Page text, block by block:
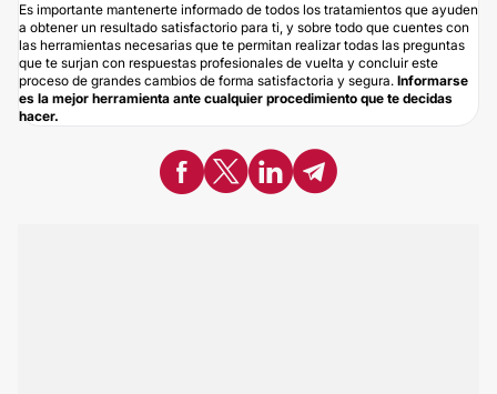
Es importante mantenerte informado de todos los tratamientos que ayuden
a obtener un resultado satisfactorio para ti, y sobre todo que cuentes con
las herramientas necesarias que te permitan realizar todas las preguntas
que te surjan con respuestas profesionales de vuelta y concluir este
proceso de grandes cambios de forma satisfactoria y segura. Informarse
es la mejor herramienta ante cualquier procedimiento que te decidas
hacer.